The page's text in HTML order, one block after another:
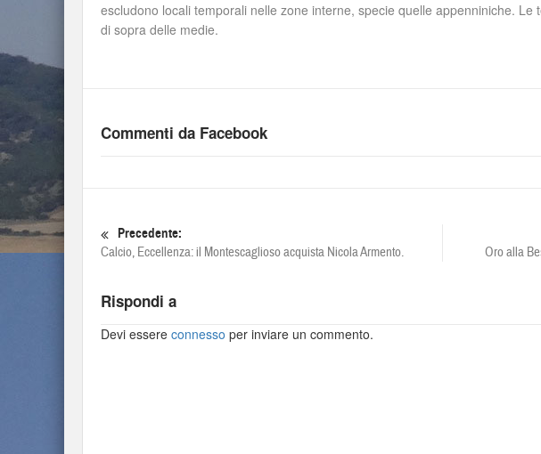
escludono locali temporali nelle zone interne, specie quelle appenniniche.
di sopra delle medie.
Commenti da Facebook
Precedente:
Calcio, Eccellenza: il Montescaglioso acquista Nicola Armento. Oro alla
Rispondi a
Devi essere connesso per inviare un commento.